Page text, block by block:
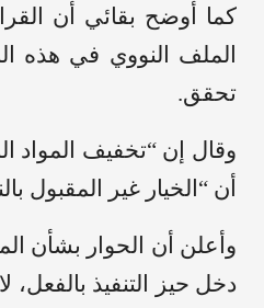
كما أوضح بقائي أن
الملف النووي في هذه
تحقق.
وقال إن “تخفيف المواد
أن “الخيار غير المقبول
دخل حيز التنفيذ بالفعل،